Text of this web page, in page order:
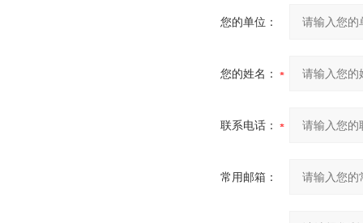
您的单位：
您的姓名：
联系电话：
常用邮箱：